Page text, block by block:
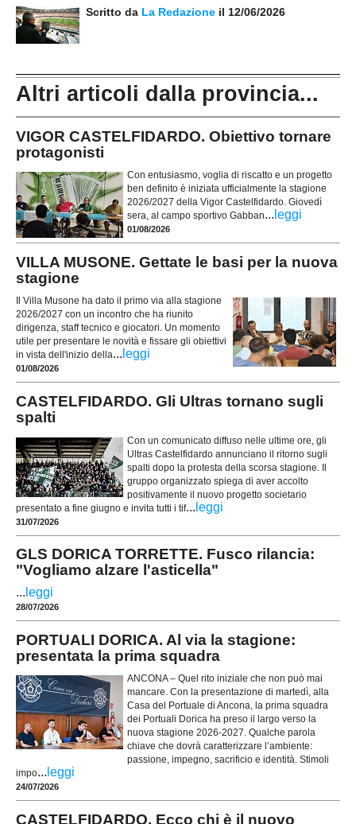
Scritto da La Redazione il 12/06/2026
Altri articoli dalla provincia...
VIGOR CASTELFIDARDO. Obiettivo tornare
protagonisti
Con entusiasmo, voglia di riscatto e un progetto
ben definito è iniziata ufficialmente la stagione
2026/2027 della Vigor Castelfidardo. Giovedì
sera, al campo sportivo Gabban... leggi
01/08/2026
VILLA MUSONE. Gettate le basi per la nuova
stagione
Il Villa Musone ha dato il primo via alla stagione
2026/2027 con un incontro che ha riunito
dirigenza, staff tecnico e giocatori. Un momento
utile per presentare le novità e fissare gli obiettivi
in vista dell'inizio della... leggi
01/08/2026
CASTELFIDARDO. Gli Ultras tornano sugli
spalti
Con un comunicato diffuso nelle ultime ore, gli
Ultras Castelfidardo annunciano il ritorno sugli
spalti dopo la protesta della scorsa stagione. Il
gruppo organizzato spiega di aver accolto
positivamente il nuovo progetto societario
presentato a fine giugno e invita tutti i tif... leggi
31/07/2026
GLS DORICA TORRETTE. Fusco rilancia:
"Vogliamo alzare l'asticella"
... leggi
28/07/2026
PORTUALI DORICA. Al via la stagione:
presentata la prima squadra
ANCONA – Quel rito iniziale che non può mai
mancare. Con la presentazione di martedì, alla
Casa del Portuale di Ancona, la prima squadra
dei Portuali Dorica ha preso il largo verso la
nuova stagione 2026-2027. Qualche parola
chiave che dovrà caratterizzare l’ambiente:
passione, impegno, sacrificio e identità. Stimoli
impo... leggi
24/07/2026
CASTELFIDARDO. Ecco chi è il nuovo